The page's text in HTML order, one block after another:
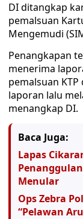
DI ditangkap
pemalsuan
Mengemudi
Penangkapan
menerima
pemalsuan
laporan lalu
menangkap DI.
Baca Juga:
Lapas
Menular
Ops Zebra
“Pelawan